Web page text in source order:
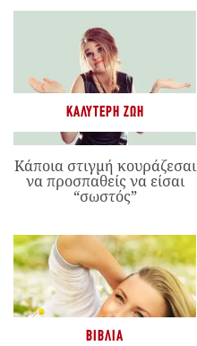
ΚΑΛΎΤΕΡΗ ΖΩΉ
Κάποια στιγμή κουράζεσαι
να προσπαθείς να είσαι
“σωστός”
ΒΙΒΛΊΑ